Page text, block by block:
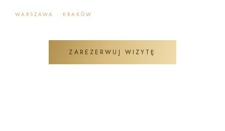
WARSZAWA · KRAKÓW
ZAREZERWUJ WIZYTĘ